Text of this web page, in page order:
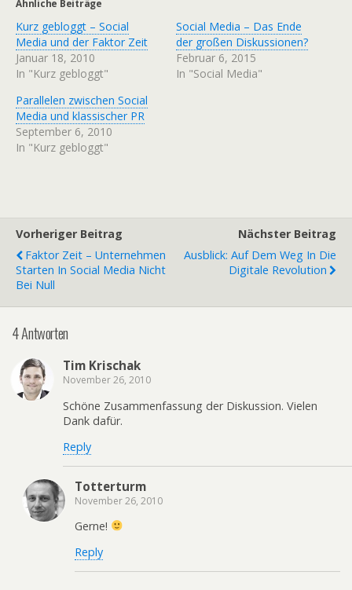
Ähnliche Beiträge
Kurz gebloggt – Social
Media und der Faktor Zeit
Januar 18, 2010
In "Kurz gebloggt"
Social Media – Das Ende
der großen Diskussionen?
Februar 6, 2015
In "Social Media"
Parallelen zwischen Social
Media und klassischer PR
September 6, 2010
In "Kurz gebloggt"
Vorheriger Beitrag
Faktor Zeit – Unternehmen
Starten In Social Media Nicht
Bei Null
Nächster Beitrag
Ausblick: Auf Dem Weg In Die
Digitale Revolution
4 Antworten
Tim Krischak
November 26, 2010
Schöne Zusammenfassung der Diskussion. Vielen
Dank dafür.
Reply
Totterturm
November 26, 2010
Gerne!
Reply